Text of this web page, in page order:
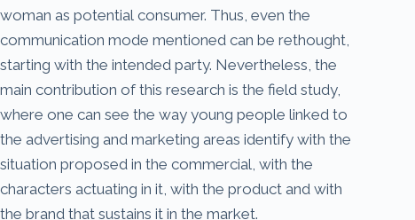
woman as potential consumer. Thus, even the
communication mode mentioned can be rethought,
starting with the intended party. Nevertheless, the
main contribution of this research is the field study,
where one can see the way young people linked to
the advertising and marketing areas identify with the
situation proposed in the commercial, with the
characters actuating in it, with the product and with
the brand that sustains it in the market.